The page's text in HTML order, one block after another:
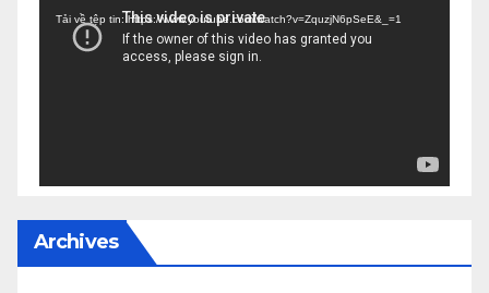
Video
Tải về tệp tin: https://www.youtube.com/watch?v=ZquzjN6pSeE&_=1
Archives